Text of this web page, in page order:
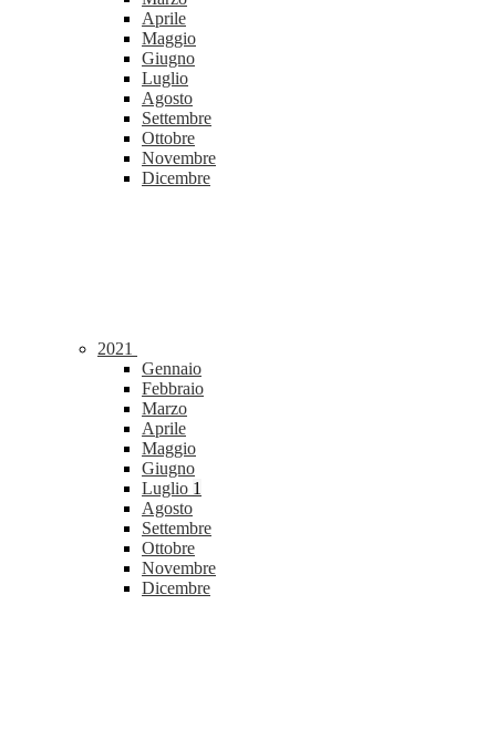
Aprile
Maggio
Giugno
Luglio
Agosto
Settembre
Ottobre
Novembre
Dicembre
2021
Gennaio
Febbraio
Marzo
Aprile
Maggio
Giugno
Luglio 1
Agosto
Settembre
Ottobre
Novembre
Dicembre